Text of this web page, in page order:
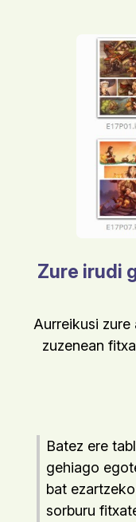
Zure irudi
Aurreikusi
zuzenean
Batez ere
gehiago
bat
sorburu